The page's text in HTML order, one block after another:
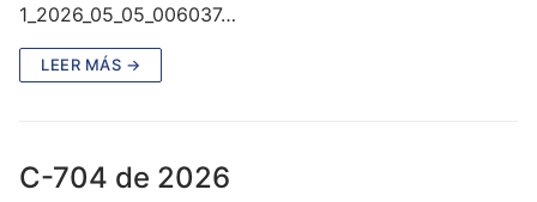
1_2026_05_05_006037…
LEER MÁS →
C-704 de 2026